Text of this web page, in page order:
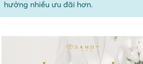
hưởng nhiều ưu đãi hơn.